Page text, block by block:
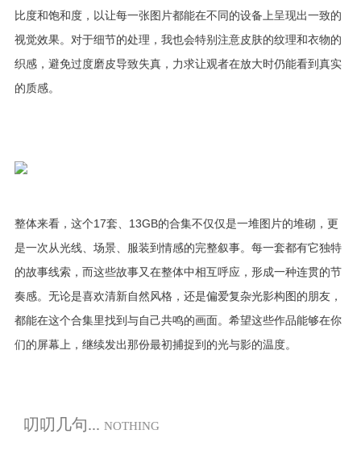
比度和饱和度，以让每一张图片都能在不同的设备上呈现出一致的
视觉效果。对于细节的处理，我也会特别注意皮肤的纹理和衣物的
织感，避免过度磨皮导致失真，力求让观者在放大时仍能看到真实
的质感。
整体来看，这个17套、13GB的合集不仅仅是一堆图片的堆砌，更
是一次从光线、场景、服装到情感的完整叙事。每一套都有它独特
的故事线索，而这些故事又在整体中相互呼应，形成一种连贯的节
奏感。无论是喜欢清新自然风格，还是偏爱复杂光影构图的朋友，
都能在这个合集里找到与自己共鸣的画面。希望这些作品能够在你
们的屏幕上，继续发出那份最初捕捉到的光与影的温度。
叨叨几句... NOTHING